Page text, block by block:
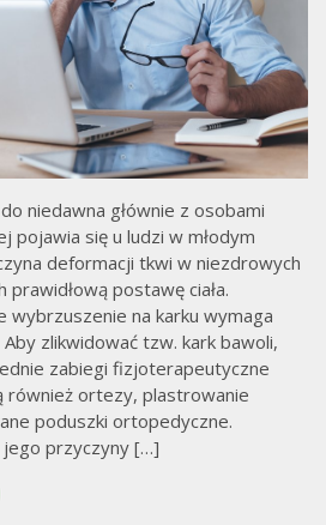
niedawna głównie z osobami
pojawia się u ludzi w młodym
deformacji tkwi w niezdrowych
prawidłową postawę ciała.
wybrzuszenie na karku wymaga
zlikwidować tzw. kark bawoli,
zabiegi fizjoterapeutyczne
również ortezy, plastrowanie
poduszki ortopedyczne.
przyczyny […]